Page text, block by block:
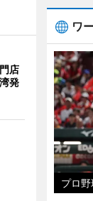
店
発
ワ
プロ